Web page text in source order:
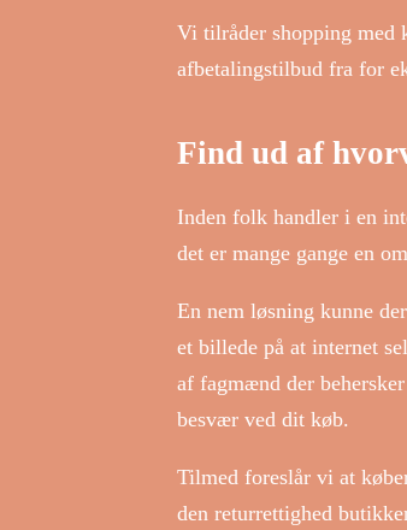
Vi tilråder shopping med
afbetalingstilbud fra for
Find ud af
Inden folk handler i en
det er mange gange en
En nem løsning kunne
et billede på at internet
af fagmænd der
besvær ved dit køb.
Tilmed foreslår vi at
den returrettighed